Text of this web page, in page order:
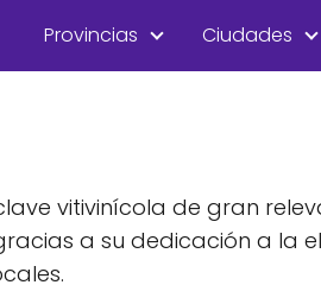
Provincias Ciudades
vitivinícola de gran
a su dedicación a la